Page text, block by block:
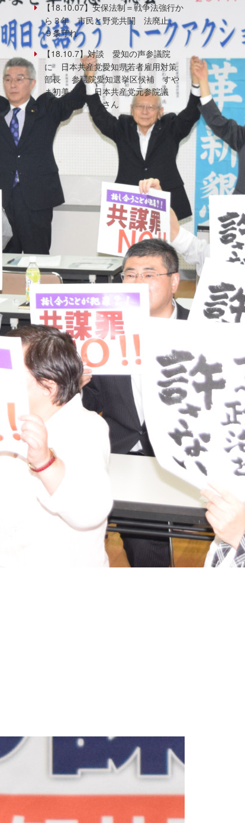
【18.10.07】安保法制＝戦争法強行か
ら３年 市民と野党共闘 法廃止、
９条守れ
【18.10.7】対談 愛知の声参議院
に 日本共産党愛知県若者雇用対策
部長 参議院愛知選挙区候補 すや
ま初美さん 日本共産党元参院議
員 八田ひろ子さん